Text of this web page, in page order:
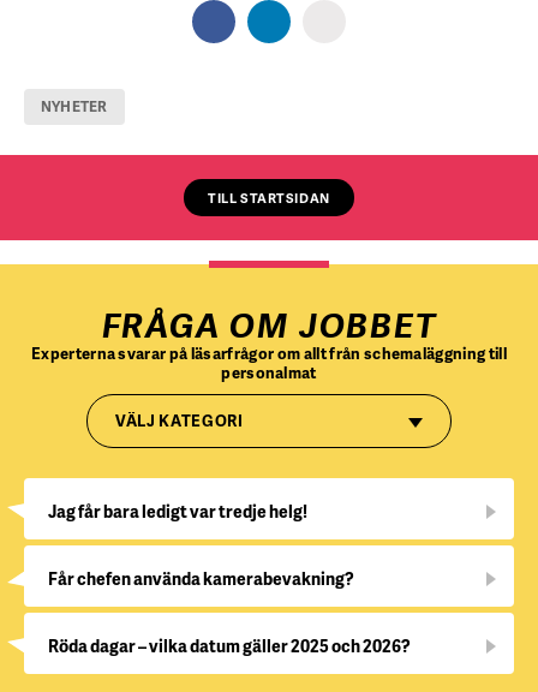
NYHETER
TILL STARTSIDAN
FRÅGA OM JOBBET
Experterna svarar på läsarfrågor om allt från schemaläggning till
personalmat
VÄLJ KATEGORI
Jag får bara ledigt var tredje helg!
Får chefen använda kamerabevakning?
Röda dagar – vilka datum gäller 2025 och 2026?